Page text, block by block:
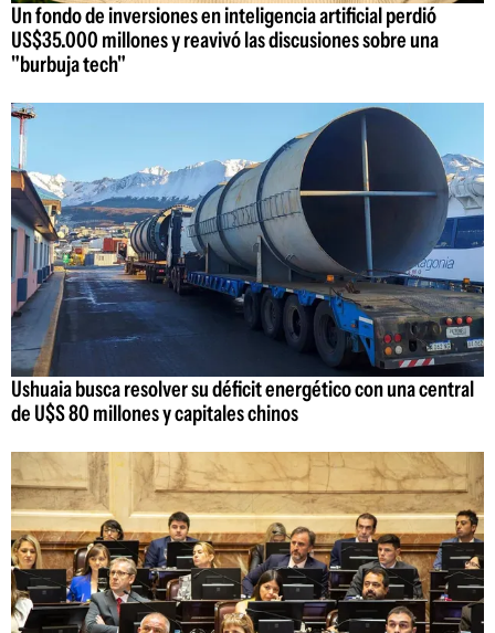
Un fondo de inversiones en inteligencia artificial perdió
US$35.000 millones y reavivó las discusiones sobre una
"burbuja tech"
Ushuaia busca resolver su déficit energético con una central
de U$S 80 millones y capitales chinos